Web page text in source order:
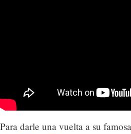
Para darle una vuelta a su famosa